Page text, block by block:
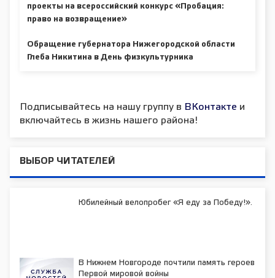
проекты на всероссийский конкурс «Пробация:
право на возвращение»
Обращение губернатора Нижегородской области
Глеба Никитина в День физкультурника
Подписывайтесь на нашу группу в ВКонтакте и
включайтесь в жизнь нашего района!
ВЫБОР ЧИТАТЕЛЕЙ
Юбилейный велопробег «Я еду за Победу!».
В Нижнем Новгороде почтили память героев
Первой мировой войны